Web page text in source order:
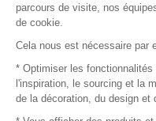
© 2016 –
parcours de visite, nos
de cookie.
Cela nous est nécessaire par
* Optimiser les
l'inspiration, le sourcing et la
de la décoration, du design et